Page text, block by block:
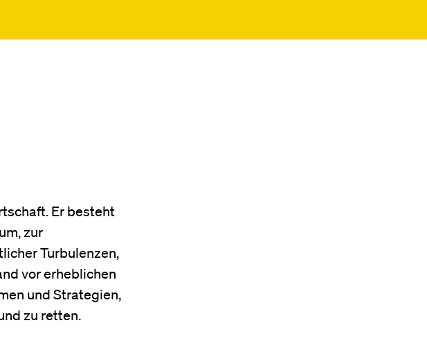
Er besteht
zur
Turbulenzen,
vor erheblichen
und Strategien,
zu retten.